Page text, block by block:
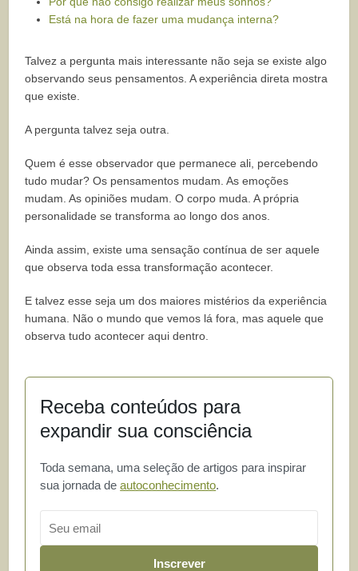
Está na hora de fazer uma mudança interna?
Talvez a pergunta mais interessante não seja se existe algo
observando seus pensamentos. A experiência direta mostra
que existe.
A pergunta talvez seja outra.
Quem é esse observador que permanece ali, percebendo
tudo mudar? Os pensamentos mudam. As emoções
mudam. As opiniões mudam. O corpo muda. A própria
personalidade se transforma ao longo dos anos.
Ainda assim, existe uma sensação contínua de ser aquele
que observa toda essa transformação acontecer.
E talvez esse seja um dos maiores mistérios da experiência
humana. Não o mundo que vemos lá fora, mas aquele que
observa tudo acontecer aqui dentro.
Receba conteúdos para
expandir sua consciência
Toda semana, uma seleção de artigos para inspirar
sua jornada deautoconhecimento.
Inscrever